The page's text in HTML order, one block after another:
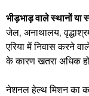
भीड़भाड़ वाले स्थानों या
जेल, अनाथालय,
एरिया में निवास करने
के कारण खतरा अधिक
नेशनल हेल्थ मिशन का